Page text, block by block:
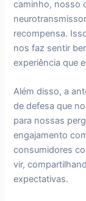
caminho, nosso
recompensa.
nos faz sentir
experiência que
Além disso, a
de defesa que
para nossas
engajamento
consumidores
vir,
expectativas.